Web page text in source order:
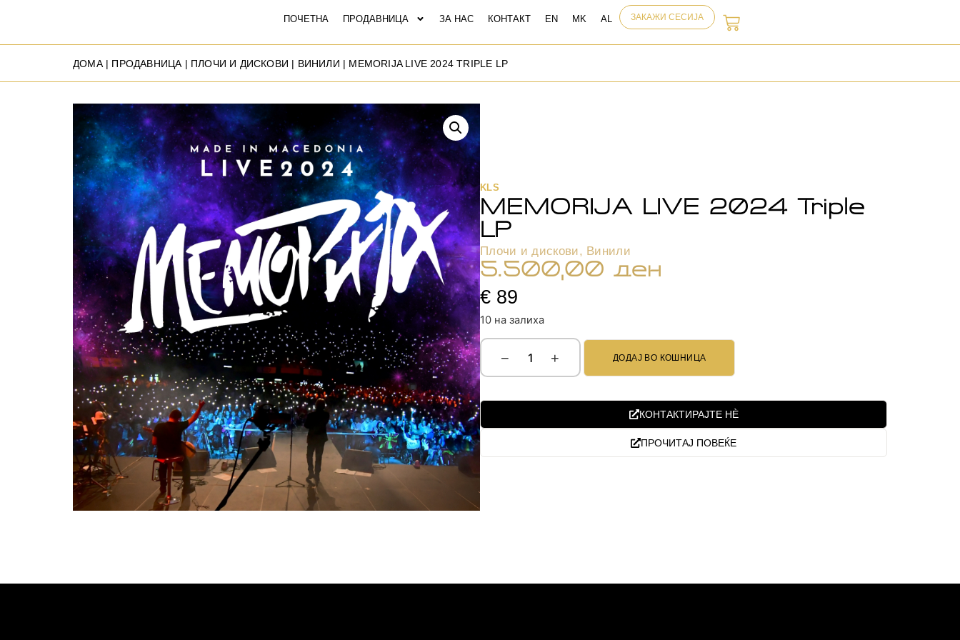
ПОЧЕТНА ПРОДАВНИЦА ЗА НАС КОНТАКТ ЗАКАЖИ СЕСИЈА
ДОМА| ПРОДАВНИЦА | ПЛОЧИ И ДИСКОВИ | ВИНИЛИ | MEMORIJA LIVE 2024 TRIPLE LP
KLS
MEMORIJA LIVE 2024 Triple
LP
Плочи и дискови, Винили
5.500,00 ден
€ 89
10 на залиха
− + ДОДАЈ ВО КОШНИЦА
КОНТАКТИРАЈТЕ НЀ
ПРОЧИТАЈ ПОВЕЌЕ